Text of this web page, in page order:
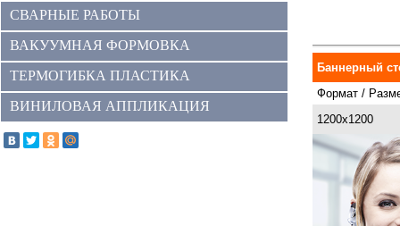
СВАРНЫЕ РАБОТЫ
ВАКУУМНАЯ ФОРМОВКА
ТЕРМОГИБКА ПЛАСТИКА
ВИНИЛОВАЯ АППЛИКАЦИЯ
Баннерный
Формат /
1200x1200